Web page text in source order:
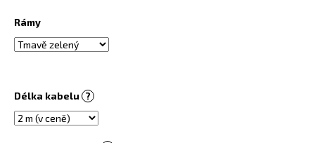
Rámy
Délka kabelu ?
u
č
u
m
e